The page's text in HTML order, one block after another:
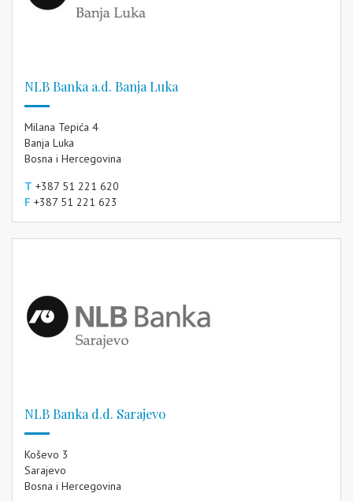
NLB Banka a.d. Banja Luka
Milana Tepića 4
Banja Luka
Bosna i Hercegovina
T +387 51 221 620
F +387 51 221 623
NLB Banka d.d. Sarajevo
Koševo 3
Sarajevo
Bosna i Hercegovina